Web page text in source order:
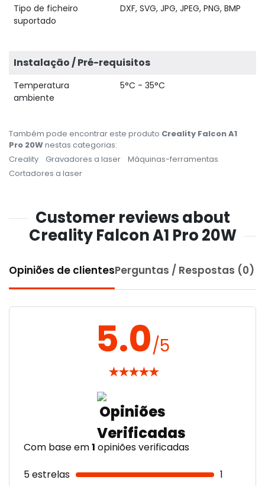
Tipo de ficheiro
suportado
DXF, SVG, JPG, JPEG, PNG, BMP
Instalação / Pré-requisitos
Temperatura
ambiente
5°C - 35°C
Também pode encontrar este produto Creality Falcon A1
Pro 20Wnestas categorias:
Creality
Gravadores a laser
Máquinas-ferramentas
Cortadores a laser
Customer reviews about
Creality Falcon A1 Pro 20W
Opiniões de clientesPerguntas / Respostas (0)
5.0/5
★★★★★
Com base em1 opiniões verificadas
5 estrelas
1